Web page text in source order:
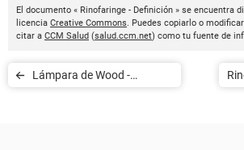
El documento « Rinofaringe - Definición » se encuentra
licencia Creative Commons. Puedes copiarlo o
citar a CCM Salud (salud.ccm.net) como tu fuente de
Lámpara de Wood -